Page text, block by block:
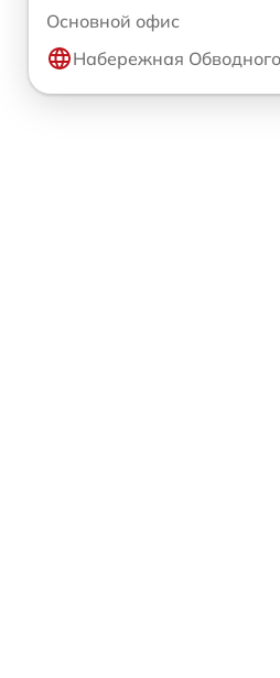
Основной офис
Набережная